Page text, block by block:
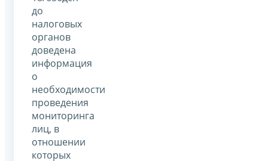
до
налоговых
органов
доведена
информация
о
необходимости
проведения
мониторинга
лиц, в
отношении
которых